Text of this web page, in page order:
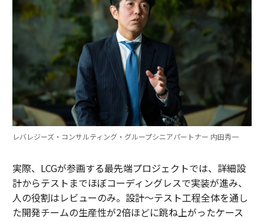
レバレジーズ・コンサルティング・グループシニアパートナー 内田秀一
実際、LCGが参画する最先端プロジェクトでは、詳細設
計からテストまでほぼコーディングレスで実装が進み、
人の役割はレビューのみ。設計～テスト工程全体を通し
た開発チームの生産性が2倍ほどに跳ね上がったケース